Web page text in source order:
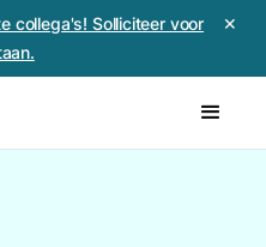
collega's! Solliciteer voor
✕